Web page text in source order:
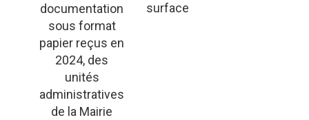
documentation
sous format
papier reçus en
2024, des
unités
administratives
de la Mairie
surface